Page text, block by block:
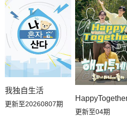
我独自生活
更新至20260807期
更新至04期